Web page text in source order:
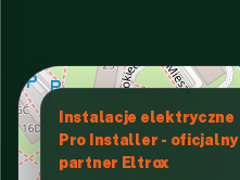
Instalacje elektryczne
Pro Installer - oficjalny
partner Eltrox